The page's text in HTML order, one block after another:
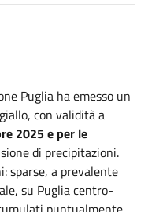
Puglia ha emesso un
con validità a
2025 e per le
di precipitazioni.
sparse, a prevalente
su Puglia centro-